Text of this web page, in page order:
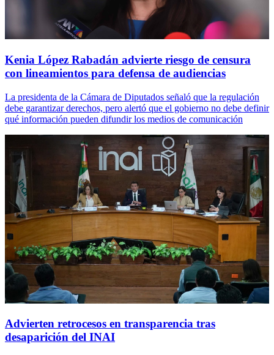
Kenia López Rabadán advierte riesgo de censura
con lineamientos para defensa de audiencias
La presidenta de la Cámara de Diputados señaló que la regulación
debe garantizar derechos, pero alertó que el gobierno no debe definir
qué información pueden difundir los medios de comunicación
Advierten retrocesos en transparencia tras
desaparición del INAI